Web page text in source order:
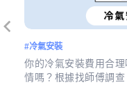
#冷氣安裝
你的冷氣安裝費用合
情嗎？根據找師傅調查